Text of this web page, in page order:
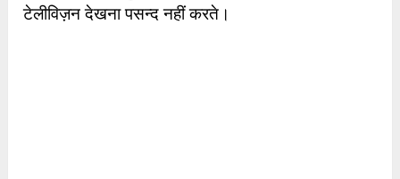
टेलीविज़न देखना पसन्द नहीं करते।